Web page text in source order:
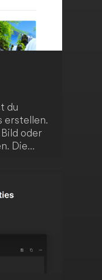
du
erstellen.
oder
Die